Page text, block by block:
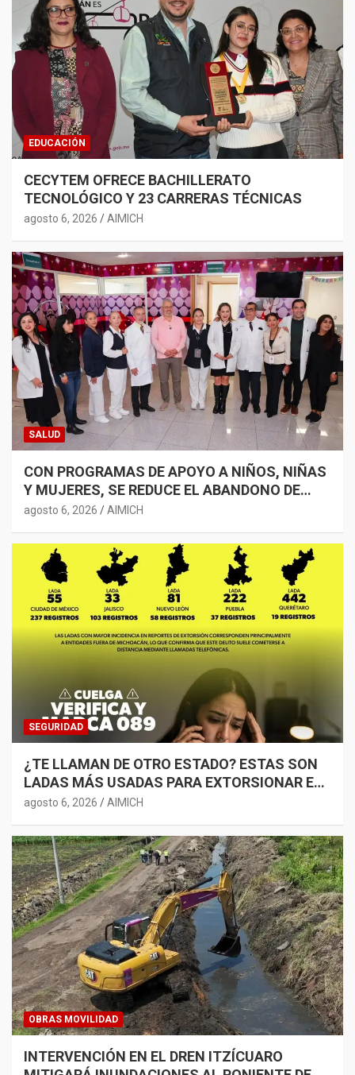
EDUCACIÓN
CECYTEM OFRECE BACHILLERATO
TECNOLÓGICO Y 23 CARRERAS TÉCNICAS
agosto 6, 2026 AIMICH
SALUD
CON PROGRAMAS DE APOYO A NIÑOS, NIÑAS
Y MUJERES, SE REDUCE EL ABANDONO DE
TRATAMIENTOS ONCOLÓGICOS: BEDOLLA
agosto 6, 2026 AIMICH
SEGURIDAD
¿TE LLAMAN DE OTRO ESTADO? ESTAS SON
LADAS MÁS USADAS PARA EXTORSIONAR EN
MICHOACÁN
agosto 6, 2026 AIMICH
OBRAS MOVILIDAD
INTERVENCIÓN EN EL DREN ITZÍCUARO